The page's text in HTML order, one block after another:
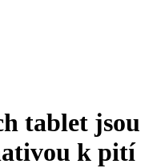
tablet jsou
k pití